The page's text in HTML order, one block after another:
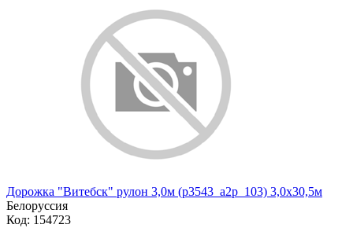
Дорожка "Витебск" рулон 3,0м (p3543_a2p_103) 3,0х30,5м
Белоруссия
Код: 154723